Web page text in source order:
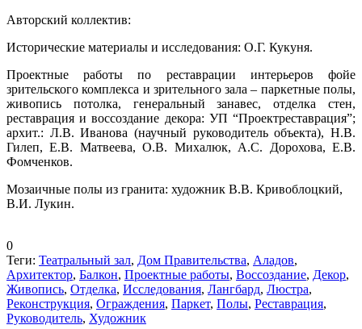
Авторский коллектив:
Исторические материалы и исследования: О.Г. Кукуня.
Проектные работы по реставрации интерьеров фойе
зрительского комплекса и зрительного зала – паркетные полы,
живопись потолка, генеральный занавес, отделка стен,
реставрация и воссоздание декора: УП “Проектреставрация”;
архит.: Л.В. Иванова (научный руководитель объекта), Н.В.
Гилеп, Е.В. Матвеева, О.В. Михалюк, А.С. Дорохова, Е.В.
Фомченков.
Мозаичные полы из гранита: художник В.В. Кривоблоцкий,
В.И. Лукин.
0
Теги: Театральный зал, Дом Правительства, Аладов,
Архитектор, Балкон, Проектные работы, Воссоздание, Декор,
Живопись, Отделка, Исследования, Лангбард, Люстра,
Реконструкция, Ограждения, Паркет, Полы, Реставрация,
Руководитель, Художник